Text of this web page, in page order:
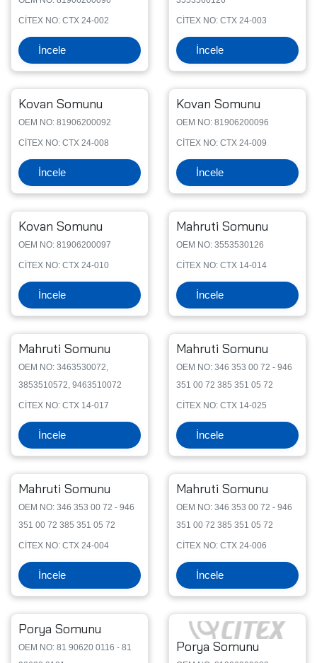
CİTEX NO: CTX 24-002
İncele
CİTEX NO: CTX 24-003
İncele
Kovan Somunu
OEM NO: 81906200092
CİTEX NO: CTX 24-008
İncele
Kovan Somunu
OEM NO: 81906200096
CİTEX NO: CTX 24-009
İncele
Kovan Somunu
OEM NO: 81906200097
CİTEX NO: CTX 24-010
İncele
Mahruti Somunu
OEM NO: 3553530126
CİTEX NO: CTX 14-014
İncele
Mahruti Somunu
OEM NO: 3463530072,
3853510572, 9463510072
CİTEX NO: CTX 14-017
İncele
Mahruti Somunu
OEM NO: 346 353 00 72 - 946
351 00 72 385 351 05 72
CİTEX NO: CTX 14-025
İncele
Mahruti Somunu
OEM NO: 346 353 00 72 - 946
351 00 72 385 351 05 72
CİTEX NO: CTX 24-004
İncele
Mahruti Somunu
OEM NO: 346 353 00 72 - 946
351 00 72 385 351 05 72
CİTEX NO: CTX 24-006
İncele
Porya Somunu
OEM NO: 81 90620 0116 - 81
Porya Somunu